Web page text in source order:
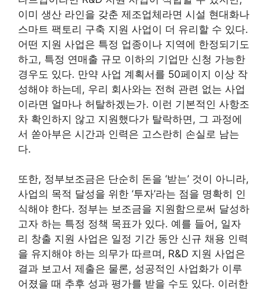
이미 생산 라인을 갖춘 제조업체라면 시설 현대화나
스마트 팩토리 구축 지원 사업이 더 유리할 수 있다.
어떤 지원 사업은 특정 업종이나 지역에 한정되기도
하고, 특정 연매출 규모 이하의 기업만 신청 가능한
경우도 있다. 만약 사업 계획서를 50페이지 이상 작
성해야 하는데, 우리 회사와는 전혀 관련 없는 사업
이라면 얼마나 허탈하겠는가. 이런 기본적인 사항조
차 확인하지 않고 지원했다가 탈락하면, 그 과정에
서 쏟아부은 시간과 인력은 고스란히 손실로 남는
다.
또한, 정부보조금은 단순히 돈을 ‘받는’ 것이 아니라,
사업의 목적 달성을 위한 ‘투자’라는 점을 명확히 인
식해야 한다. 정부는 보조금을 지원함으로써 달성하
고자 하는 특정 정책 목표가 있다. 예를 들어, 일자
리 창출 지원 사업은 일정 기간 동안 신규 채용 인력
을 유지해야 하는 의무가 따르며, R&D 지원 사업은
결과 보고서 제출은 물론, 성공적인 사업화가 이루
어졌을 때 추후 성과 평가를 받을 수도 있다. 이러한